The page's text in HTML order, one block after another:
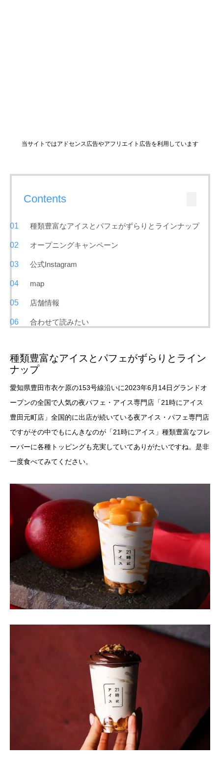
当サイトではアドセンス広告やアフリエイト広告を利用しています
Contents
種類豊富なアイスとパフェがずらりとラインナップ
オープニングキャンペーン
公式Instagram
map
店舗情報
合わせて読みたい
種類豊富なアイスとパフェがずらりとライン
ナップ
愛知県豊田市衣ケ原の153号線沿いに2023年6月14日グランドオ
ープンの全国で人気の夜パフェ・アイス専門店「21時にアイス
豊田元町店」全国的に出店が続いている夜アイス・パフェ専門店
ですがその中でもにんきなのが「21時にアイス」種類豊富なフレ
ーバーに各種トッピングも充実していてありがたいですね。是非
一度食べてみてください。